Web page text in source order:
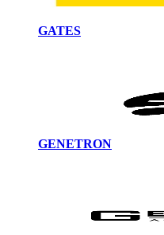
GATES
GENETRON